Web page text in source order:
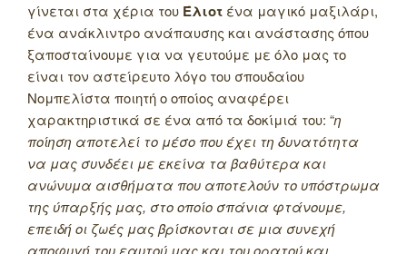
γίνεται στα χέρια του Έλιοτ ένα μαγικό μαξιλάρι,
ένα ανάκλιντρο ανάπαυσης και ανάστασης όπου
ξαποσταίνουμε για να γευτούμε με όλο μας το
είναι τον αστείρευτο λόγο του σπουδαίου
Νομπελίστα ποιητή ο οποίος αναφέρει
χαρακτηριστικά σε ένα από τα δοκίμιά του: “η
ποίηση αποτελεί το μέσο που έχει τη δυνατότητα
να μας συνδέει με εκείνα τα βαθύτερα και
ανώνυμα αισθήματα που αποτελούν το υπόστρωμα
της ύπαρξής μας, στο οποίο σπάνια φτάνουμε,
επειδή οι ζωές μας βρίσκονται σε μια συνεχή
αποφυγή του εαυτού μας και του ορατού και